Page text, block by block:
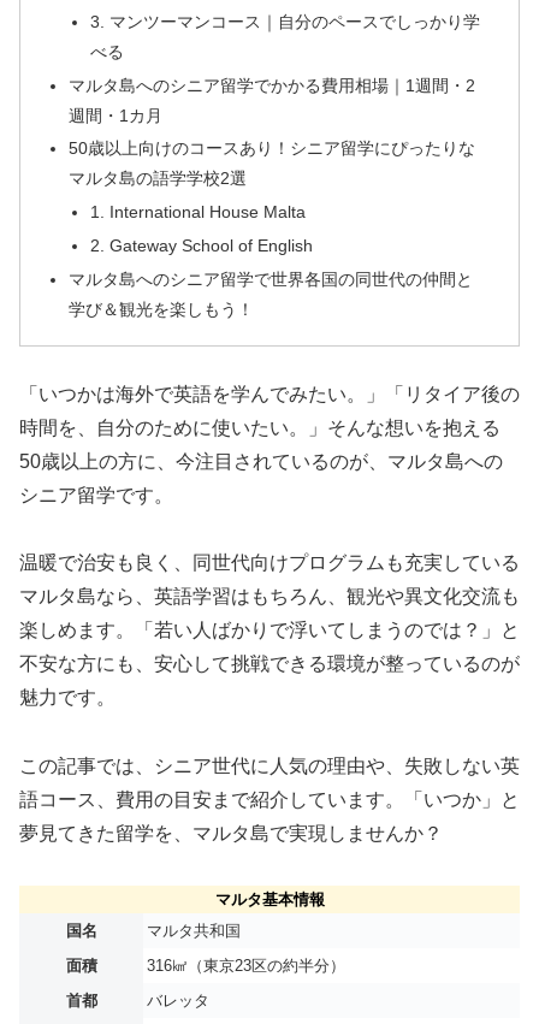
3. マンツーマンコース｜自分のペースでしっかり学
べる
マルタ島へのシニア留学でかかる費用相場｜1週間・2
週間・1カ月
50歳以上向けのコースあり！シニア留学にぴったりな
マルタ島の語学学校2選
1. International House Malta
2. Gateway School of English
マルタ島へのシニア留学で世界各国の同世代の仲間と
学び＆観光を楽しもう！
「いつかは海外で英語を学んでみたい。」「リタイア後の
時間を、自分のために使いたい。」そんな想いを抱える
50歳以上の方に、今注目されているのが、マルタ島への
シニア留学です。
温暖で治安も良く、同世代向けプログラムも充実している
マルタ島なら、英語学習はもちろん、観光や異文化交流も
楽しめます。「若い人ばかりで浮いてしまうのでは？」と
不安な方にも、安心して挑戦できる環境が整っているのが
魅力です。
この記事では、シニア世代に人気の理由や、失敗しない英
語コース、費用の目安まで紹介しています。「いつか」と
夢見てきた留学を、マルタ島で実現しませんか？
マルタ基本情報
国名
マルタ共和国
面積
316㎢（東京23区の約半分）
首都
バレッタ